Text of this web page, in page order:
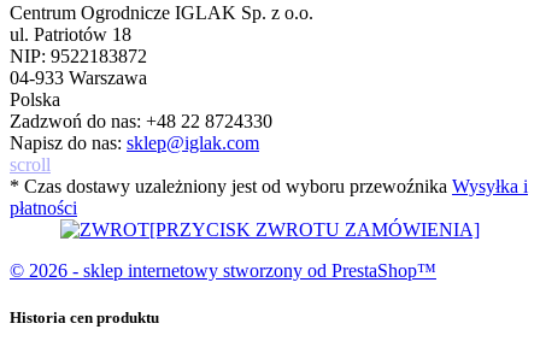
Centrum Ogrodnicze IGLAK Sp. z o.o.
ul. Patriotów 18
NIP: 9522183872
04-933 Warszawa
Polska
Zadzwoń do nas: +48 22 8724330
Napisz do nas: sklep@iglak.com
scroll
* Czas dostawy uzależniony jest od wyboru przewoźnika Wysyłka i
płatności
[PRZYCISK ZWROTU ZAMÓWIENIA]
© 2026 - sklep internetowy stworzony od PrestaShop™
Historia cen produktu